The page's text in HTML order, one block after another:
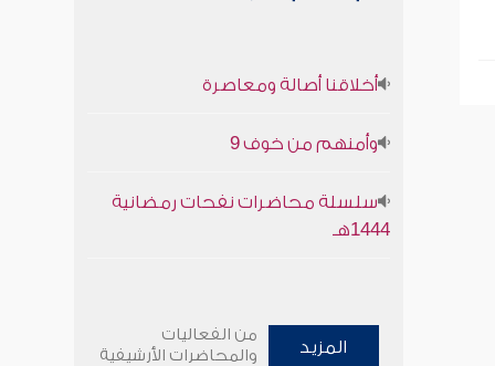
أخلاقنا أصالة ومعاصرة
وأمنهم من خوف 9
سلسلة محاضرات نفحات رمضانية
1444هـ
المزيد
من الفعاليات
والمحاضرات الأرشيفية